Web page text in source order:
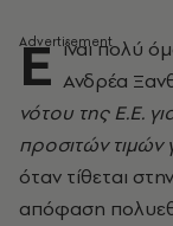
Ε ίναι πολύ
Ανδρέα
νότου της Ε.Ε.
προσιτών
όταν τίθεται
απόφαση